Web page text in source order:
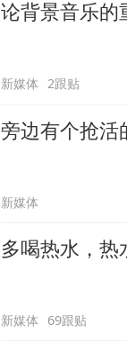
论背景音乐的
新媒体 2跟贴
旁边有个抢活
新媒体
多喝热水，热
新媒体 69跟贴